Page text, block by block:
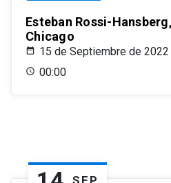
Esteban Rossi-
Chicago
15 de Septiembre de 2022
00:00